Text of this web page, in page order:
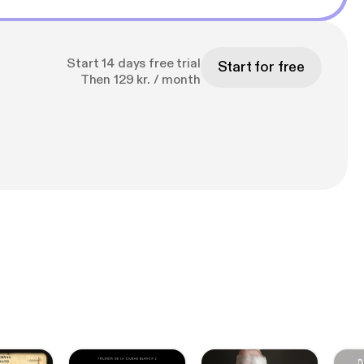
Start 14 days free trial
Then 129 kr. / month
Start for free